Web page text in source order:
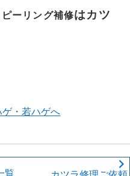
ーリング補修はカツ
覧